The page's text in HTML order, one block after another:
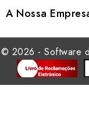
A Nossa
© 2026 - Software